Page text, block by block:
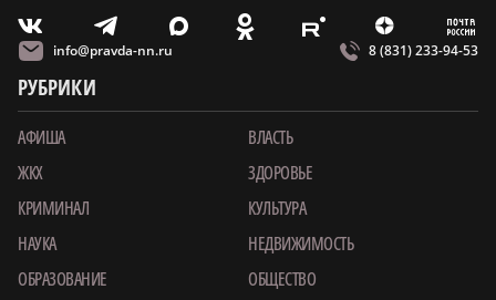
V T X O E Z m
info@pravda-nn.ru 8 (831) 233-94-53
РУБРИКИ
АФИША
ВЛАСТЬ
ЖКХ
ЗДОРОВЬЕ
КРИМИНАЛ
КУЛЬТУРА
НАУКА
НЕДВИЖИМОСТЬ
ОБРАЗОВАНИЕ
ОБЩЕСТВО